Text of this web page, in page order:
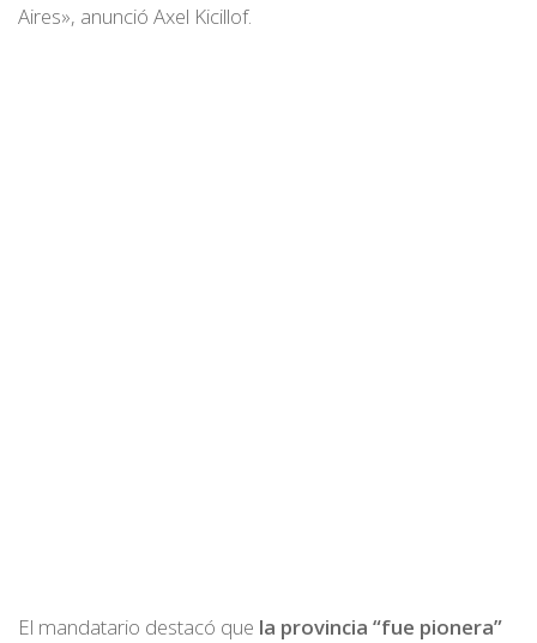
Aires», anunció Axel Kicillof.
El mandatario destacó que la provincia “fue pionera”